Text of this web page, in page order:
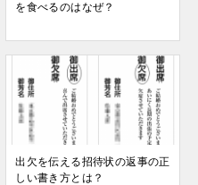
を食べるのはなぜ？
出欠を伝える招待状の返事の正
しい書き方とは？